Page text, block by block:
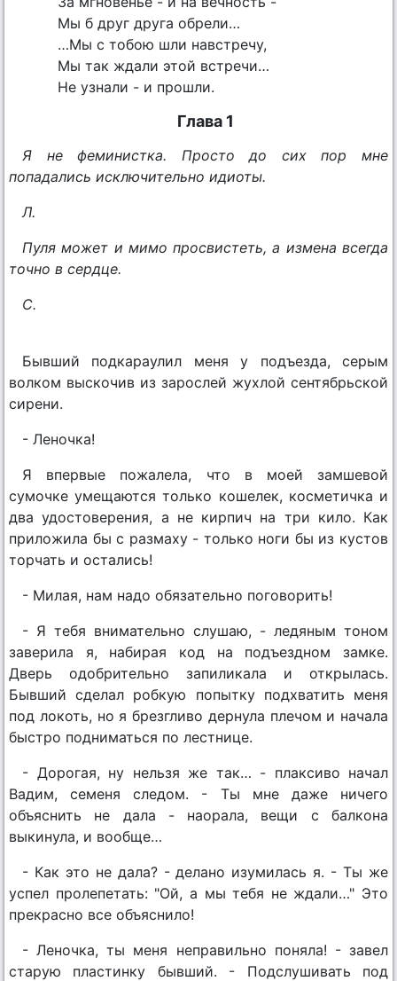
Мы б друг друга обрели…
…Мы с тобою шли навстречу,
Мы так ждали этой встречи…
Не узнали - и прошли.
Глава 1
Я не феминистка. Просто до сих пор мне
попадались исключительно идиоты.
Л.
Пуля может и мимо просвистеть, а измена всегда
точно в сердце.
С.
Бывший подкараулил меня у подъезда, серым
волком выскочив из зарослей жухлой сентябрьской
сирени.
- Леночка!
Я впервые пожалела, что в моей замшевой
сумочке умещаются только кошелек, косметичка и
два удостоверения, а не кирпич на три кило. Как
приложила бы с размаху - только ноги бы из кустов
торчать и остались!
- Милая, нам надо обязательно поговорить!
- Я тебя внимательно слушаю, - ледяным тоном
заверила я, набирая код на подъездном замке.
Дверь одобрительно запиликала и открылась.
Бывший сделал робкую попытку подхватить меня
под локоть, но я брезгливо дернула плечом и начала
быстро подниматься по лестнице.
- Дорогая, ну нельзя же так… - плаксиво начал
Вадим, семеня следом. - Ты мне даже ничего
объяснить не дала - наорала, вещи с балкона
выкинула, и вообще…
- Как это не дала? - делано изумилась я. - Ты же
успел пролепетать: "Ой, а мы тебя не ждали…" Это
прекрасно все объяснило!
- Леночка, ты меня неправильно поняла! - завел
старую пластинку бывший. - Подслушивать под